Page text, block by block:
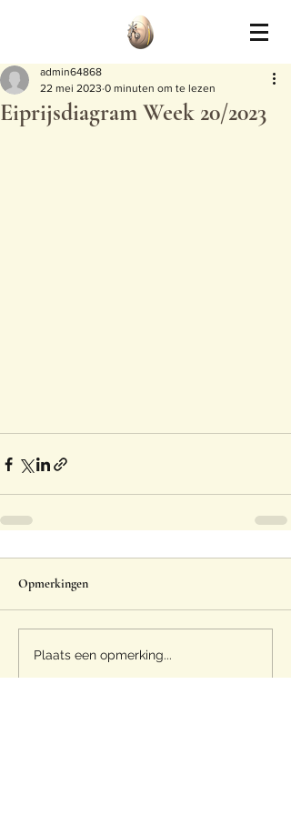
Eiprijsdiagram Week 20/2023
admin64868
22 mei 2023 0 minuten om te lezen
Opmerkingen
Plaats een opmerking...